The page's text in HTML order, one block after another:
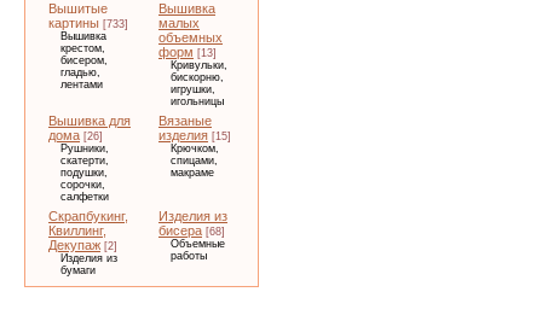
Вышитые
картины [733]
Вышивка
крестом,
бисером,
гладью,
лентами
Вышивка
малых
объемных
форм [13]
Кривульки,
бискорню,
игрушки,
игольницы
Вышивка для
дома [26]
Рушники,
скатерти,
подушки,
сорочки,
салфетки
Вязаные
изделия [15]
Крючком,
спицами,
макраме
Скрапбукинг,
Квиллинг,
Декупаж [2]
Изделия из
бумаги
Изделия из
бисера [68]
Объемные
работы